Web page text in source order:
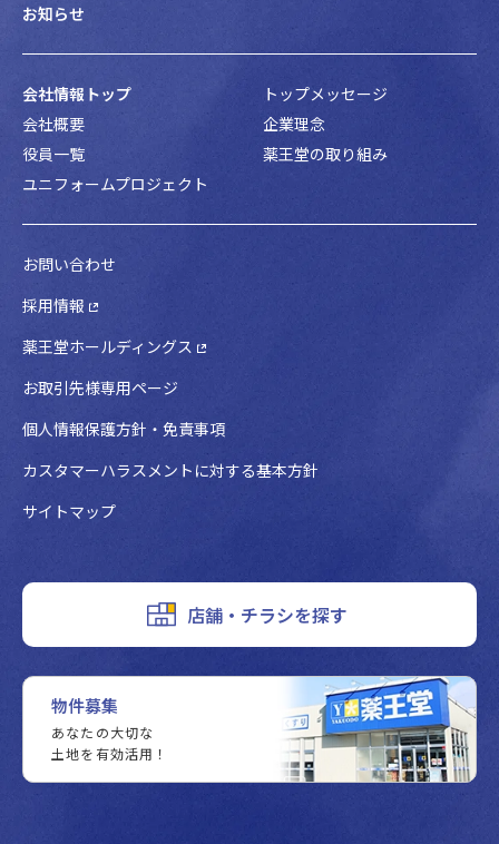
お知らせ
会社情報トップ
トップメッセージ
会社概要
企業理念
役員一覧
薬王堂の取り組み
ユニフォームプロジェクト
お問い合わせ
採用情報
薬王堂ホールディングス
お取引先様専用ページ
個人情報保護方針・免責事項
カスタマーハラスメントに対する基本方針
サイトマップ
店舗・チラシを探す
物件募集
あなたの大切な
土地を有効活用！